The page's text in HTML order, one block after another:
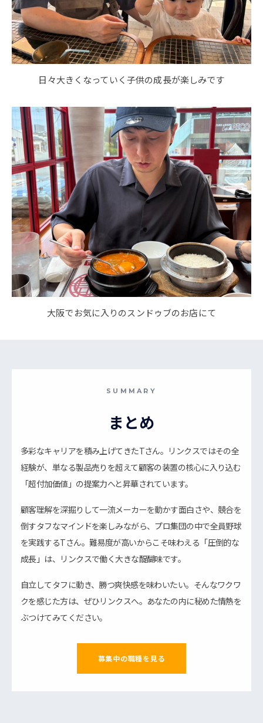
日々大きくなっていく子供の成長が楽しみです
大阪でお気に入りのスンドゥブのお店にて
SUMMARY
まとめ
多彩なキャリアを積み上げてきたTさん。リンクスではその全
経験が、単なる製品売りを超えて顧客の装置の核心に入り込む
「超付加価値」の提案力へと昇華されています。
顧客理解を深掘りして一流メーカーを動かす面白さや、競合を
倒すタフなマインドを楽しみながら、プロ集団の中で全員野球
を実践するTさん。難易度が高いからこそ味わえる「圧倒的な
成長」は、リンクスで働く大きな醍醐味です。
自立してタフに動き、勝つ爽快感を味わいたい。そんなワクワ
クを感じた方は、ぜひリンクスへ。あなたの内に秘めた情熱を
ぶつけてみてください。
募集中の職種を見る